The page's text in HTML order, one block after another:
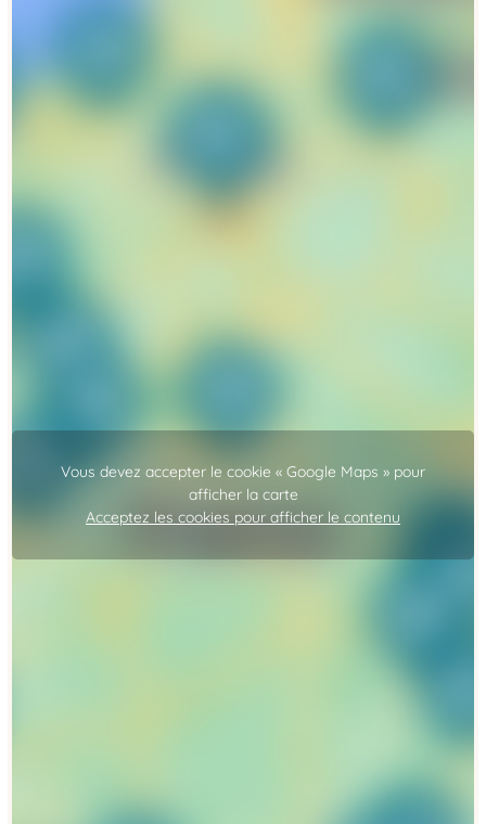
Vous devez accepter le cookie « Google Maps » pour
afficher la carte
Acceptez les cookies pour afficher le contenu